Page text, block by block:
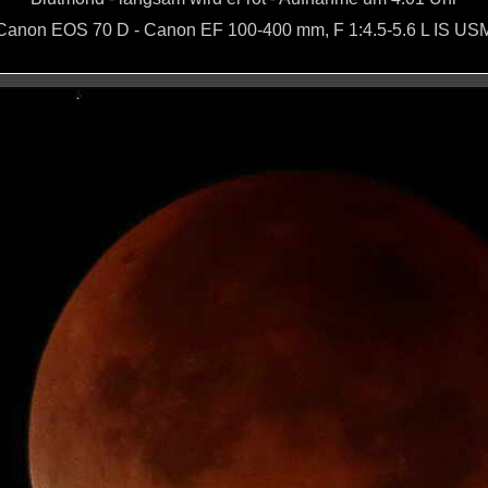
EOS 70 D - Canon EF 100-400 mm, F 1:4.5-5.6 L IS